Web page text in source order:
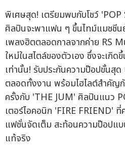
พิเศษสุด! เตรียมพบกับโชว์ 'POP
ศิลปินจะพาแฟน ๆ ขึ้นไทม์แมชชีน
เพลงฮิตตลอดกาลจากค่าย RS
ใหม่ในสไตล์ของตัวเอง ซึ่งจะเกิ
เท่านั้น! รับประกันความป๊อปขั้นสุด
ตลอดทั้งงาน พร้อมไฮไลต์สำคัญ
ครั้งกับ 'THE JUM' ศิลปินแนว
เตอร์ไอคอนิก 'FIRE FRIEND'
แฟชั่นจัดเต็ม สะท้อนความป๊อปแ
แท้จริง